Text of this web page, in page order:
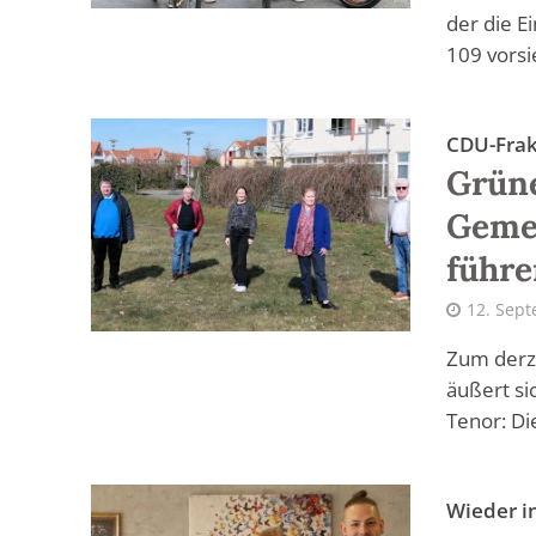
der die
109
CDU-
12.
Zum
äußert
Tenor:
Wieder